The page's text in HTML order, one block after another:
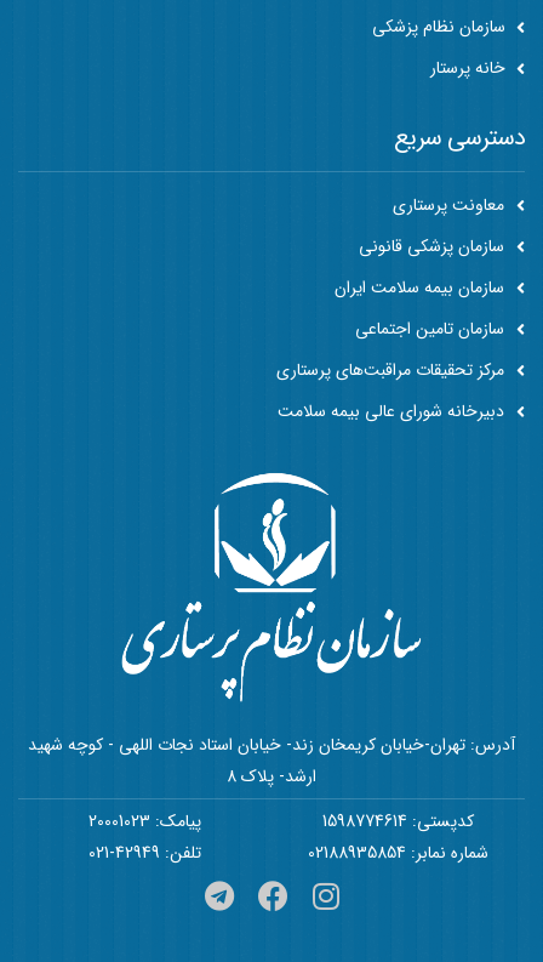
سازمان نظام پزشکی
خانه پرستار
آدرس: تهران-خیابان کریمخان زند- خیابان استاد نجات اللهی - کوچه شهید
ارشد- پلاک 8
کدپستی: 1598774614
پیامک: 20001023
شماره نمابر: 02188935854
تلفن: 42949-021
دسترسی سریع
معاونت پرستاری
سازمان پزشکی قانونی
سازمان بیمه سلامت ایران
سازمان تامین اجتماعی
مرکز تحقیقات مراقبت‌های پرستاری
دبیرخانه شورای عالی بیمه سلامت